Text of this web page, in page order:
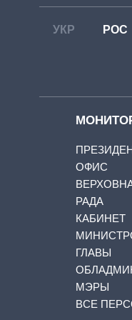
УКР РОС
ОФИС
РАДА
КАБИНЕТ
ГЛАВЫ
МЭРЫ
ВСЕ